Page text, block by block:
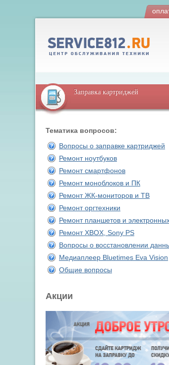
Заправка картриджей
Тематика вопросов:
Вопросы о заправке картриджей
Ремонт ноутбуков
Ремонт смартфонов
Ремонт моноблоков и ПК
Ремонт ЖК-мониторов и ТВ
Ремонт оргтехники
Ремонт планшетов и
Ремонт XBOX, Sony PS
Вопросы о восстановлении
Медиаплеер Bluetimes Eva Vision
Общие вопросы
Акции